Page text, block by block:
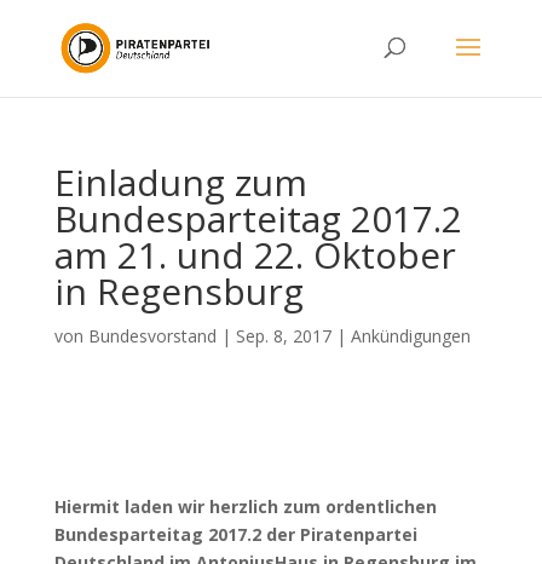
Einladung zum
Bundesparteitag 2017.2
am 21. und 22. Oktober
in Regensburg
von Bundesvorstand | Sep. 8, 2017| Ankündigungen
Hiermit laden wir herzlich zum ordentlichen
Bundesparteitag 2017.2 der Piratenpartei